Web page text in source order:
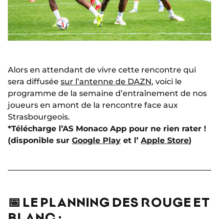
Alors en attendant de vivre cette rencontre qui
sera diffusée sur l’antenne de DAZN, voici le
programme de la semaine d’entraînement de nos
joueurs en amont de la rencontre face aux
Strasbourgeois.
*Télécharge l’AS Monaco App pour ne rien rater !
(disponible sur Google Play et l’ Apple Store)
📅 LE PLANNING DES ROUGE ET